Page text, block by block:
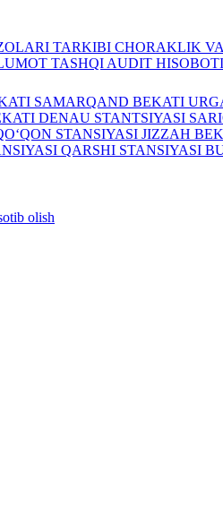
TARKIBI CHORAKLIK
TASHQI AUDIT HISOBOTI
SAMARQAND BEKATI
DENAU STANTSIYASI
STANSIYASI JIZZAH
QARSHI STANSIYASI
olish